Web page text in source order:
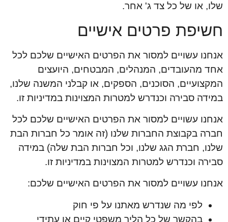
שלו, או של כל צד ג' אחר.
חשיפת פרטים אישיים
אנחנו עשויים למסור את הפרטים האישיים שלכם לכל
אחד מהעובדים, המנהלים, המבטחים, היועצים
המקצועיים, הסוכנים, הספקים, או קבלני המשנה שלנו,
במידה סבירה וכנדרש למטרות המצוינות במדיניות זו.
אנחנו עשויים למסור את הפרטים האישיים שלכם לכל
חברה בקבוצת החברות שלנו (זה אומר כל חברות הבת
שלנו, חברת הגג שלנו, וכל חברות הבת שלה) במידה
סבירה וכנדרש למטרות המצוינות במדיניות זו.
אנחנו עשויים למסור את הפרטים האישיים שלכם:
לפי מה שנדרש מאתנו על פי חוק
בהקשר של כל הליך משפטי קיים או עתידי